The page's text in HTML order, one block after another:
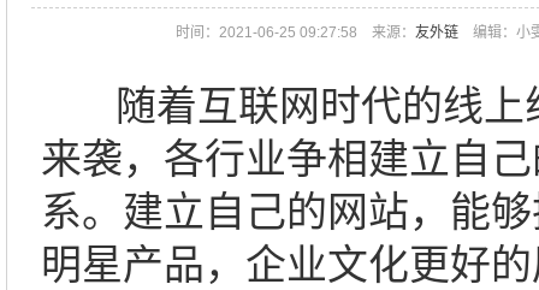
时间：2021-06-25 09:27:58 来源： 友外链 编辑：小
随着互联网时代的线上
来袭，各行业争相建立自
系。建立自己的网站，能
明星产品，企业文化更好